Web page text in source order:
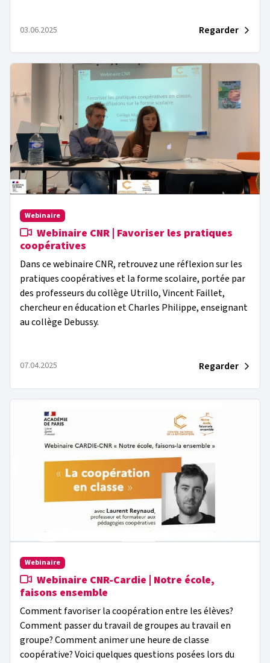
03.06.2025 Regarder
Webinaire
Webinaire CNR | Favoriser les pratiques
coopératives
Dans ce webinaire CNR, retrouvez une réflexion sur les
pratiques coopératives et la forme scolaire, portée par
des professeurs du collège Utrillo, Vincent Faillet,
chercheur en éducation et Charles Philippe, enseignant
au collège Debussy.
07.04.2025 Regarder
Webinaire
Webinaire CNR-Cardie | Notre école,
faisons ensemble
Comment favoriser la coopération entre les élèves?
Comment passer du travail de groupes au travail en
groupe? Comment animer une heure de classe
coopérative? Voici quelques questions posées lors du